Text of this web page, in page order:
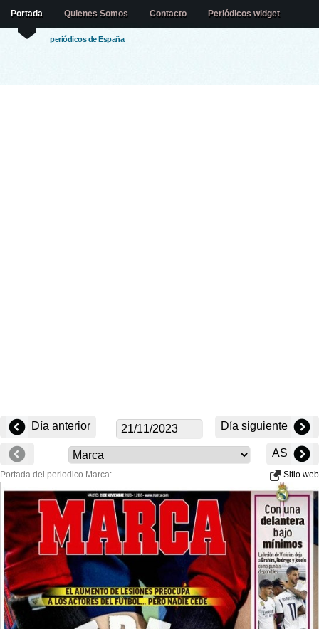
periódicos de España
Portada Quienes Somos Contacto Periódicos widget
Día anterior Día siguiente
AS
Portada del periodico Marca: Sitio web